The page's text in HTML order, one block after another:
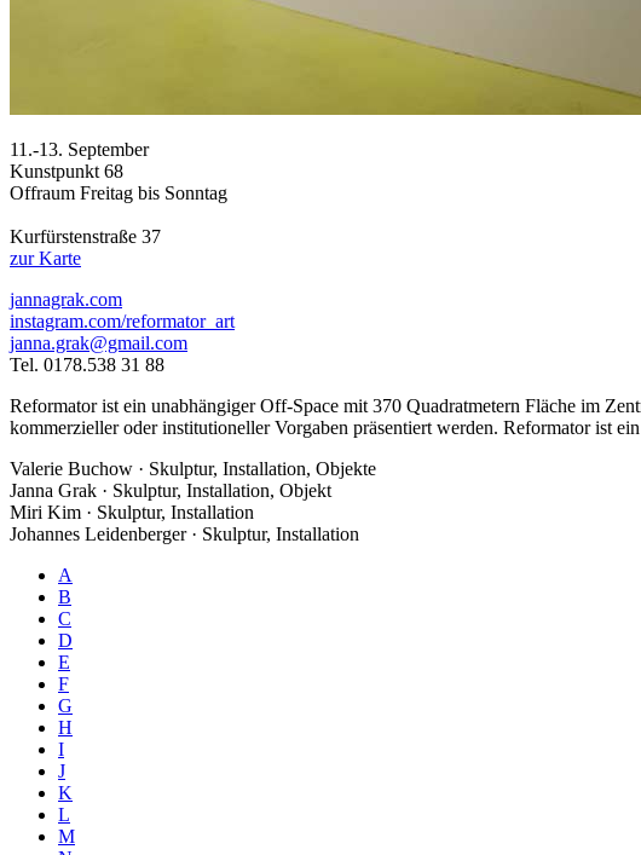
11.-13. September
Kunstpunkt 68
Offraum Freitag bis Sonntag
Kurfürstenstraße 37
zur Karte
jannagrak.com
instagram.com/reformator_art
janna.grak@gmail.com
Tel. 0178.538 31 88
Reformator ist ein unabhängiger Off-Space mit 370 Quadratmetern Fläche im
kommerzieller oder institutioneller Vorgaben präsentiert werden. Reformator ist
Valerie Buchow · Skulptur, Installation, Objekte
Janna Grak · Skulptur, Installation, Objekt
Miri Kim · Skulptur, Installation
Johannes Leidenberger · Skulptur, Installation
A
B
C
D
E
F
G
H
I
J
K
L
M